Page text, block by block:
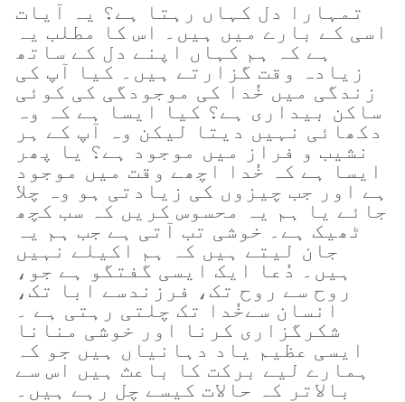
تمہارا دل کہاں رہتا ہے؟ یہ آیات
اسی کے بارے میں ہیں۔ اس کا مطلب یہ
ہے کہ ہم کہاں اپنے دل کے ساتھ
زیادہ وقت گزارتے ہیں۔ کیا آپ کی
زندگی میں خُدا کی موجودگی کی کوئی
ساکن بیداری ہے؟ کیا ایسا ہے کہ وہ
دکھائی نہیں دیتا لیکن وہ آپ کے ہر
نشیب و فراز میں موجود ہے؟ یا پھر
ایسا ہے کہ خُدا اچھے وقت میں موجود
ہے اور جب چیزوں کی زیادتی ہو وہ چلا
جائے یا ہم یہ محسوس کریں کہ سب کچھ
ٹھیک ہے۔ خوشی تب آتی ہے جب ہم یہ
جان لیتے ہیں کہ ہم اکیلے نہیں
ہیں۔ دُعا ایک ایسی گفتگو ہے جو،
روح سے روح تک، فرزندسے ابا تک،
انسان سےخُدا تک چلتی رہتی ہے ۔
شکرگزاری کرنا اور خوشی منانا
ایسی عظیم یاد دہانیاں ہیں جو کہ
ہمارے لیے برکت کا باعث ہیں اس سے
بالاتر کہ حالات کیسے چل رہے ہیں۔